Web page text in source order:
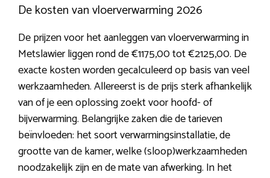
De kosten van vloerverwarming 2026
De prijzen voor het aanleggen van vloerverwarming in
Metslawier liggen rond de €1175,00 tot €2125,00. De
exacte kosten worden gecalculeerd op basis van veel
werkzaamheden. Allereerst is de prijs sterk afhankelijk
van of je een oplossing zoekt voor hoofd- of
bijverwarming. Belangrijke zaken die de tarieven
beïnvloeden: het soort verwarmingsinstallatie, de
grootte van de kamer, welke (sloop)werkzaamheden
noodzakelijk zijn en de mate van afwerking. In het